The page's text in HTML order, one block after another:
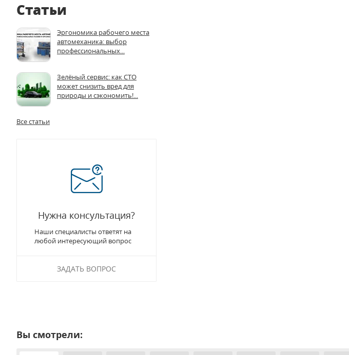
Статьи
Эргономика рабочего места
автомеханика: выбор
профессиональных...
Зелёный сервис: как СТО
может снизить вред для
природы и сэкономить!...
Все статьи
Нужна консультация?
Наши специалисты ответят на
любой интересующий вопрос
ЗАДАТЬ ВОПРОС
Вы смотрели: